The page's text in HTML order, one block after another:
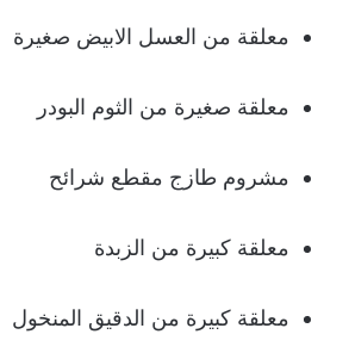
معلقة من العسل الابيض صغيرة
معلقة صغيرة من الثوم البودر
مشروم طازج مقطع شرائح
معلقة كبيرة من الزبدة
معلقة كبيرة من الدقيق المنخول